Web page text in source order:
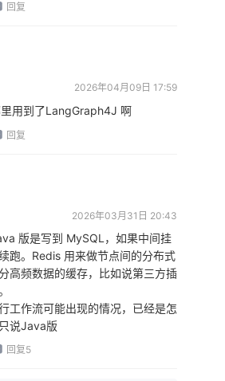
回复
2026年04月09日 17:59
用到了LangGraph4J 啊
回复
2026年03月31日 20:43
版是写到 MySQL，如果中间挂
跑。Redis 用来做节点间的分布式
高频数据的缓存，比如说第三方插
工作流可能出现的情况，已经是怎
说Java版
回复5